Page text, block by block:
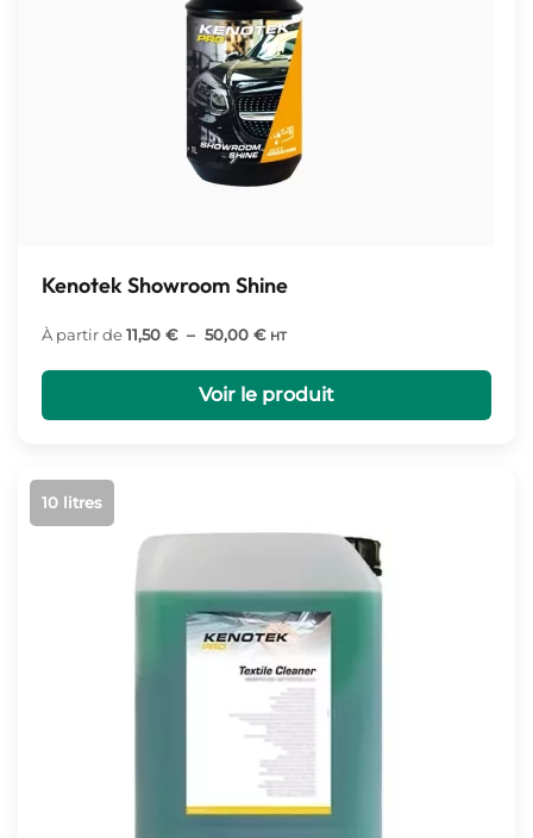
Kenotek Showroom Shine
À partir de11,50 € – 50,00 €Plage
11,50 €
à
HT
Voir le produit
10 litres